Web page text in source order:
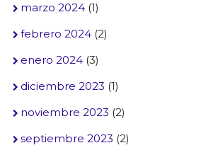
marzo 2024(1)
febrero 2024(2)
enero 2024(3)
diciembre 2023 (1)
noviembre 2023 (2)
septiembre 2023 (2)